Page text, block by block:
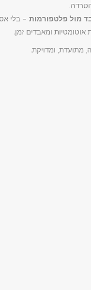
מול פלטפורמות – בלי
ומאבדים זמן.
מתועדת, ומדויקת.